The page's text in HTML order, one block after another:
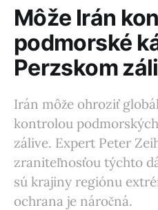
Môže Irán
podmorské
Perzskom
Irán môže ohroziť
kontrolou
zálive. Expert Peter
zraniteľnosťou týchto
sú krajiny regiónu
ochrana je náročná.